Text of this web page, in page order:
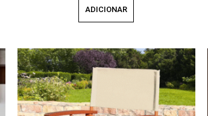
ADICIONAR